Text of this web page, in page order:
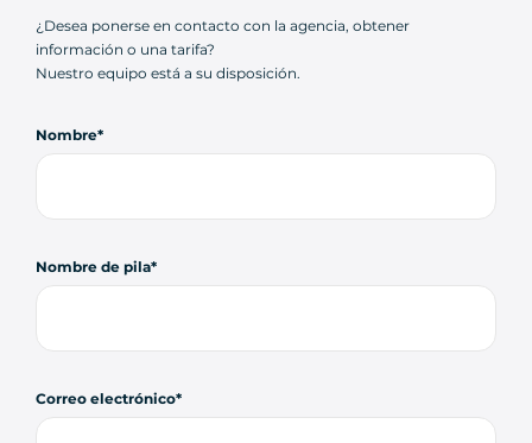
¿Desea ponerse en contacto con la agencia, obtener
información o una tarifa?
Nuestro equipo está a su disposición.
Nombre
Nombre de pila
Correo electrónico